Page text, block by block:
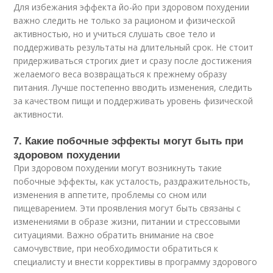
Для избежания эффекта йо-йо при здоровом похудении
важно следить не только за рационом и физической
активностью, но и учиться слушать свое тело и
поддерживать результаты на длительный срок. Не стоит
придерживаться строгих диет и сразу после достижения
желаемого веса возвращаться к прежнему образу
питания. Лучше постепенно вводить изменения, следить
за качеством пищи и поддерживать уровень физической
активности.
7. Какие побочные эффекты могут быть при
здоровом похудении
При здоровом похудении могут возникнуть такие
побочные эффекты, как усталость, раздражительность,
изменения в аппетите, проблемы со сном или
пищеварением. Эти проявления могут быть связаны с
изменениями в образе жизни, питании и стрессовыми
ситуациями. Важно обратить внимание на свое
самочувствие, при необходимости обратиться к
специалисту и внести коррективы в программу здорового